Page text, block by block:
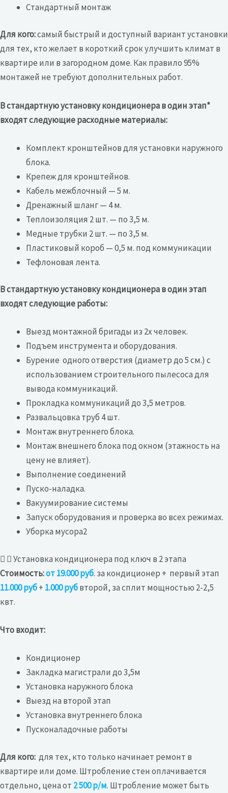
Стандартный монтаж
Для кого:самый быстрый и доступный вариант установки
для тех, кто желает в короткий срок улучшить климат в
квартире или в загородном доме. Как правило 95%
монтажей не требуют дополнительных работ.
В стандартную установку кондиционера в один этап*
входят следующие расходные материалы:
Комплект кронштейнов для установки наружного
блока.
Крепеж для кронштейнов.
Кабель межблочный — 5 м.
Дренажный шланг — 4 м.
Теплоизоляция 2 шт. — по 3,5 м.
Медные трубки 2 шт. — по 3,5 м.
Пластиковый короб — 0,5 м. под коммуникации
Тефлоновая лента.
В стандартную установку кондиционера в один этап
входят следующие работы:
Выезд монтажной бригады из 2х человек.
Подъем инструмента и оборудования.
Бурение одного отверстия (диаметр до 5 см.) с
использованием строительного пылесоса для
вывода коммуникаций.
Прокладка коммуникаций до 3,5 метров.
Развальцовка труб 4 шт.
Монтаж внутреннего блока.
Монтаж внешнего блока под окном (этажность на
цену не влияет).
Выполнение соединений
Пуско-наладка.
Вакуумирование системы
Запуск оборудования и проверка во всех режимах.
Уборка мусора2
Установка кондиционера под ключ в 2 этапа
Стоимость:от 19.000 руб. за кондиционер + первый этап
11.000 руб+ 1.000 рубвторой, за сплит мощностью 2-2,5
квт.
Что входит:
Кондиционер
Закладка магистрали до 3,5м
Установка наружного блока
Выезд на второй этап
Установка внутреннего блока
Пусконаладочные работы
Для кого: для тех, кто только начинает ремонт в
квартире или доме. Штробление стен оплачивается
отдельно, цена от 2 500 р/м. Штробление может быть